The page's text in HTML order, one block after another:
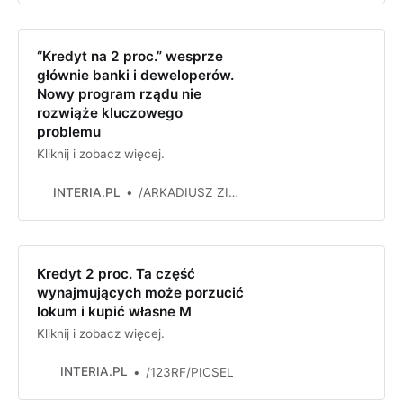
“Kredyt na 2 proc.” wesprze
głównie banki i deweloperów.
Nowy program rządu nie
rozwiąże kluczowego
problemu
Kliknij i zobacz więcej.
INTERIA.PL /ARKADIUSZ ZIOLEK /East News
Kredyt 2 proc. Ta część
wynajmujących może porzucić
lokum i kupić własne M
Kliknij i zobacz więcej.
INTERIA.PL /123RF/PICSEL